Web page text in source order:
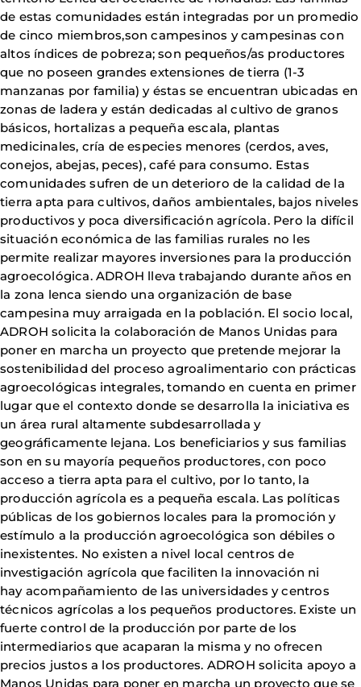
de estas comunidades están integradas por un promedio
de cinco miembros,son campesinos y campesinas con
altos índices de pobreza; son pequeños/as productores
que no poseen grandes extensiones de tierra (1-3
manzanas por familia) y éstas se encuentran ubicadas en
zonas de ladera y están dedicadas al cultivo de granos
básicos, hortalizas a pequeña escala, plantas
medicinales, cría de especies menores (cerdos, aves,
conejos, abejas, peces), café para consumo. Estas
comunidades sufren de un deterioro de la calidad de la
tierra apta para cultivos, daños ambientales, bajos niveles
productivos y poca diversificación agrícola. Pero la difícil
situación económica de las familias rurales no les
permite realizar mayores inversiones para la producción
agroecológica. ADROH lleva trabajando durante años en
la zona lenca siendo una organización de base
campesina muy arraigada en la población. El socio local,
ADROH solicita la colaboración de Manos Unidas para
poner en marcha un proyecto que pretende mejorar la
sostenibilidad del proceso agroalimentario con prácticas
agroecológicas integrales, tomando en cuenta en primer
lugar que el contexto donde se desarrolla la iniciativa es
un área rural altamente subdesarrollada y
geográficamente lejana. Los beneficiarios y sus familias
son en su mayoría pequeños productores, con poco
acceso a tierra apta para el cultivo, por lo tanto, la
producción agrícola es a pequeña escala. Las políticas
públicas de los gobiernos locales para la promoción y
estímulo a la producción agroecológica son débiles o
inexistentes. No existen a nivel local centros de
investigación agrícola que faciliten la innovación ni
hay acompañamiento de las universidades y centros
técnicos agrícolas a los pequeños productores. Existe un
fuerte control de la producción por parte de los
intermediarios que acaparan la misma y no ofrecen
precios justos a los productores. ADROH solicita apoyo a
Manos Unidas para poner en marcha un proyecto que se